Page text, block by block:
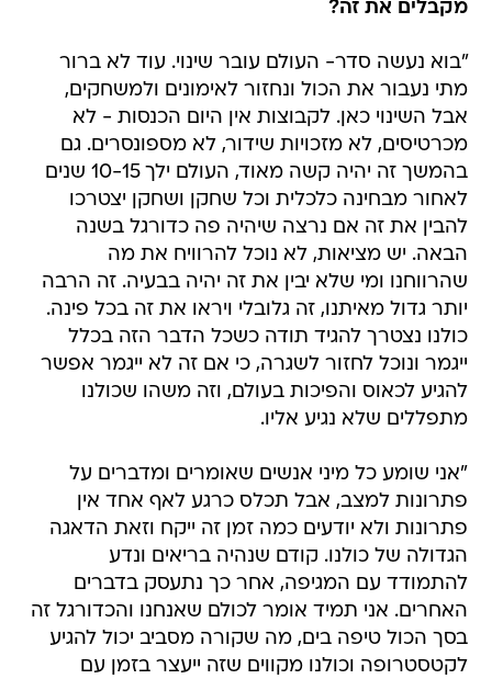
מקבלים את זה?
"בוא נעשה סדר- העולם עובר שינוי. עוד לא ברור
מתי נעבור את הכול ונחזור לאימונים ולמשחקים,
אבל השינוי כאן. לקבוצות אין היום הכנסות - לא
מכרטיסים, לא מזכויות שידור, לא מספונסרים. גם
בהמשך זה יהיה קשה מאוד, העולם ילך 10-15 שנים
לאחור מבחינה כלכלית וכל שחקן ושחקן יצטרכו
להבין את זה אם נרצה שיהיה פה כדורגל בשנה
הבאה. יש מציאות, לא נוכל להרוויח את מה
שהרווחנו ומי שלא יבין את זה יהיה בבעיה. זה הרבה
יותר גדול מאיתנו, זה גלובלי ויראו את זה בכל פינה.
כולנו נצטרך להגיד תודה כשכל הדבר הזה בכלל
ייגמר ונוכל לחזור לשגרה, כי אם זה לא ייגמר אפשר
להגיע לכאוס והפיכות בעולם, וזה משהו שכולנו
מתפללים שלא נגיע אליו.
"אני שומע כל מיני אנשים שאומרים ומדברים על
פתרונות למצב, אבל תכלס כרגע לאף אחד אין
פתרונות ולא יודעים כמה זמן זה ייקח וזאת הדאגה
הגדולה של כולנו. קודם שנהיה בריאים ונדע
להתמודד עם המגיפה, אחר כך נתעסק בדברים
האחרים. אני תמיד אומר לכולם שאנחנו והכדורגל זה
בסך הכול טיפה בים, מה שקורה מסביב יכול להגיע
לקטסטרופה וכולנו מקווים שזה ייעצר בזמן עם